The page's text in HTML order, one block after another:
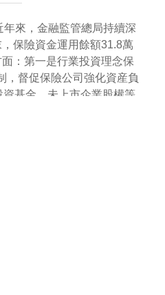
來，金融監管總局持續深
保險資金運用餘額31.8萬
：第一是行業投資理念保
，督促保險公司強化資産負
基金、未上市企業股權等
。保險資金的投資方式比
險資管産品和保險私募基
水運、公路、物流等基礎
股票型基金超過3.3萬億
圍，支持其他符合條件的
性新興産業、先進製造